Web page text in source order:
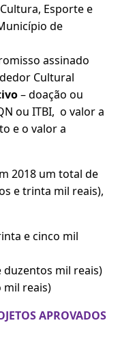
Esporte e
de
assinado
Cultural
– doação ou
ou ITBI, o valor a
e o valor a
2018 um total de
e trinta mil reais),
e cinco mil
duzentos mil reais)
mil reais)
APROVADOS